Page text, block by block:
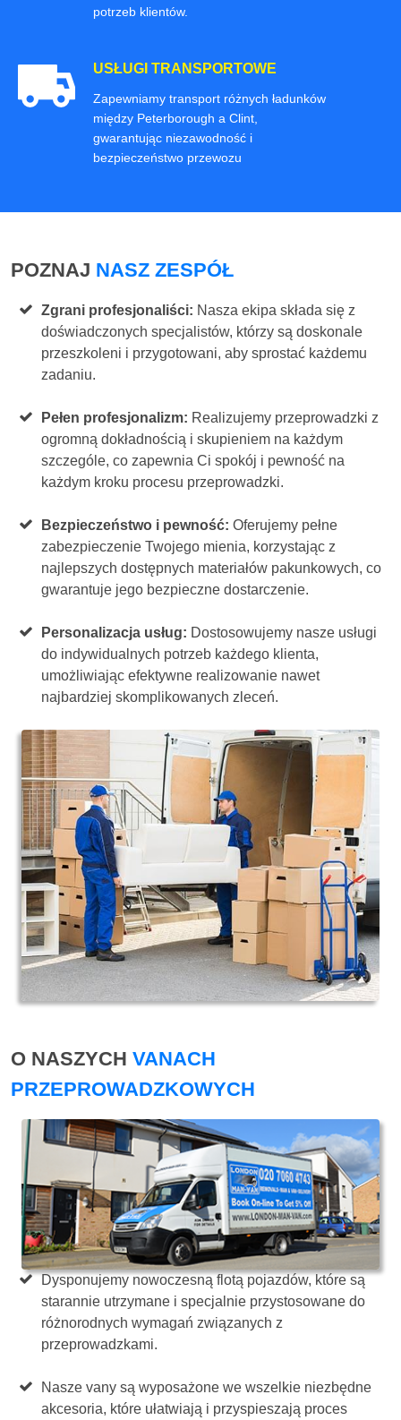
potrzeb klientów.
USŁUGI TRANSPORTOWE
Zapewniamy transport różnych ładunków
między Peterborough a Clint,
gwarantując niezawodność i
bezpieczeństwo przewozu
POZNAJ NASZ ZESPÓŁ
Zgrani profesjonaliści: Nasza ekipa składa się z
doświadczonych specjalistów, którzy są doskonale
przeszkoleni i przygotowani, aby sprostać każdemu
zadaniu.
Pełen profesjonalizm: Realizujemy przeprowadzki z
ogromną dokładnością i skupieniem na każdym
szczególe, co zapewnia Ci spokój i pewność na
każdym kroku procesu przeprowadzki.
Bezpieczeństwo i pewność:Oferujemy pełne
zabezpieczenie Twojego mienia, korzystając z
najlepszych dostępnych materiałów pakunkowych, co
gwarantuje jego bezpieczne dostarczenie.
Personalizacja usług: Dostosowujemy nasze usługi
do indywidualnych potrzeb każdego klienta,
umożliwiając efektywne realizowanie nawet
najbardziej skomplikowanych zleceń.
O NASZYCH VANACH
PRZEPROWADZKOWYCH
Dysponujemy nowoczesną flotą pojazdów, które są
starannie utrzymane i specjalnie przystosowane do
różnorodnych wymagań związanych z
przeprowadzkami.
Nasze vany są wyposażone we wszelkie niezbędne
akcesoria, które ułatwiają i przyspieszają proces